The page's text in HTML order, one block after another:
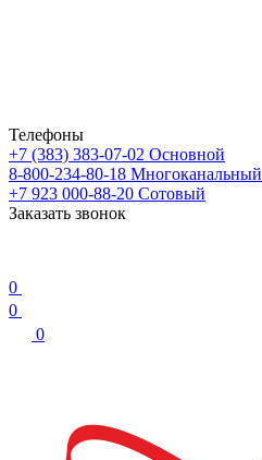
Телефоны
+7 (383) 383-07-02 Основной
8-800-234-80-18 Многоканальный
+7 923 000-88-20 Сотовый
Заказать звонок
0
0
0